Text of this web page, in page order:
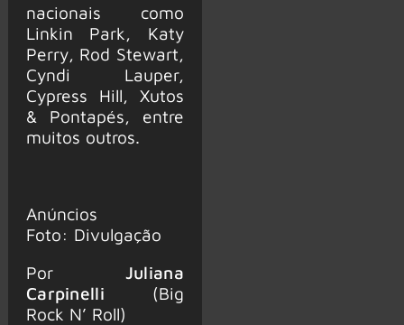
nacionais como
Linkin Park, Katy
Perry, Rod Stewart,
Cyndi Lauper,
Cypress Hill, Xutos
& Pontapés, entre
muitos outros.
Anúncios
Foto: Divulgação
Por Juliana
Carpinelli (Big
Rock N’ Roll)